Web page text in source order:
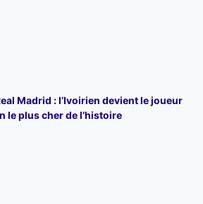
Madrid : l’Ivoirien devient le joueur
le plus cher de l’histoire